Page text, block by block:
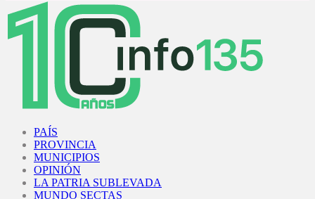
PAÍS
PROVINCIA
MUNICIPIOS
OPINIÓN
LA PATRIA SUBLEVADA
MUNDO SECTAS